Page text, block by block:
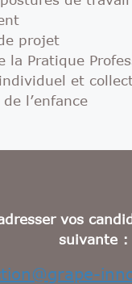
projet
la Pratique
et
l’enfance
vos
suivante :